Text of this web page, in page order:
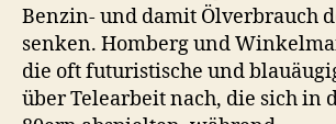
Benzin- und damit Ölverbrauch
senken. Homberg und
die oft futuristische und
über Telearbeit nach, die sich in